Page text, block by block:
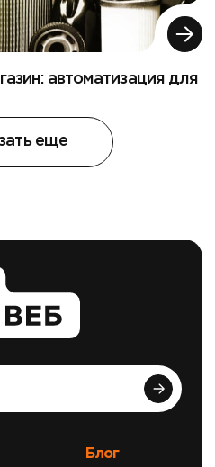
автоматизация для
еще
Блог